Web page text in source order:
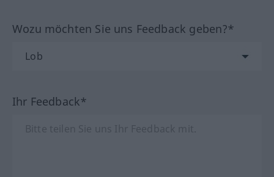
Wozu möchten Sie uns Feedback geben?*
Ihr Feedback*